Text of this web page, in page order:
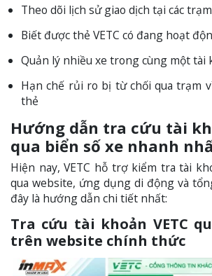
Theo dõi lịch sử giao dịch tại các
Biết được thẻ VETC có đang hoạt
Quản lý nhiều xe trong cùng một tài
Hạn chế rủi ro bị từ chối qua trạm
thẻ
Hướng dẫn tra cứu tài
qua biển số xe nhanh
Hiện nay, VETC hỗ trợ kiểm tra tài
qua website, ứng dụng di động và
đây là hướng dẫn chi tiết nhất:
Tra cứu tài khoản VETC
trên website chính thức